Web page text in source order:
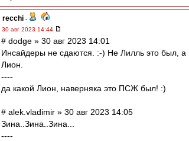
recchi -
30 авг 2023 14:44
# dodge » 30 авг 2023 14:01
Инсайдеры не сдаются. :-) Не Лилль это был, а
Лион.
----
да какой Лион, наверняка это ПСЖ был! :)
# alek.vladimir » 30 авг 2023 14:05
Зина..Зина..Зина...
----